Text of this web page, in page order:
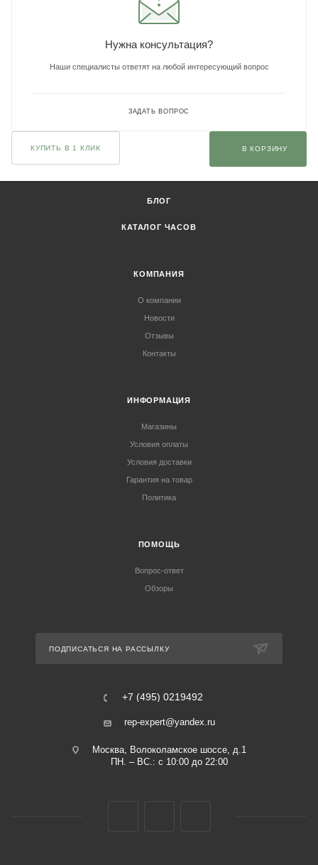
Нужна консультация?
Наши специалисты ответят на любой интересующий вопрос
ЗАДАТЬ ВОПРОС
КУПИТЬ В 1 КЛИК В КОРЗИНУ
БЛОГ
КАТАЛОГ ЧАСОВ
КОМПАНИЯ
О компании
Новости
Отзывы
Контакты
ИНФОРМАЦИЯ
Магазины
Условия оплаты
Условия доставки
Гарантия на товар
Политика
ПОМОЩЬ
Вопрос-ответ
Обзоры
ПОДПИСАТЬСЯ НА РАССЫЛКУ
+7 (495) 0219492
rep-expert@yandex.ru
Москва, Волоколамское шоссе, д.1
ПН. – ВС.: с 10:00 до 22:00